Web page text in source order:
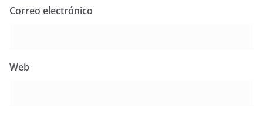
Correo electrónico
Web